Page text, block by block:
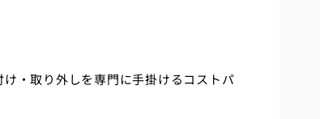
・取り外しを専門に手掛けるコストパ